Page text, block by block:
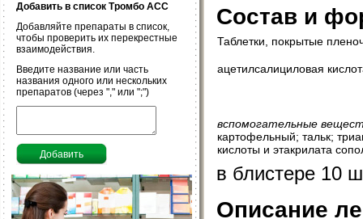
Добавить в список Тромбо АСС
Добавляйте препараты в список,
чтобы проверить их перекрестные
взаимодействия.
Введите название или часть
названия одного или нескольких
препаратов (через "," или ";")
Состав и
Таблетки, покрытые
ацетилсалициловая
вспомогательные
картофельный; тальк;
кислоты и этакрилата
в блистере 10
Описание